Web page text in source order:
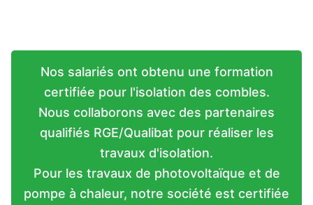
Nos salariés ont obtenu une formation
certifiée pour l'isolation des combles.
Nous collaborons avec des partenaires
qualifiés RGE/Qualibat pour réaliser les
travaux d'isolation.
Pour les travaux de photovoltaïque et de
pompe à chaleur, notre société est certifiée